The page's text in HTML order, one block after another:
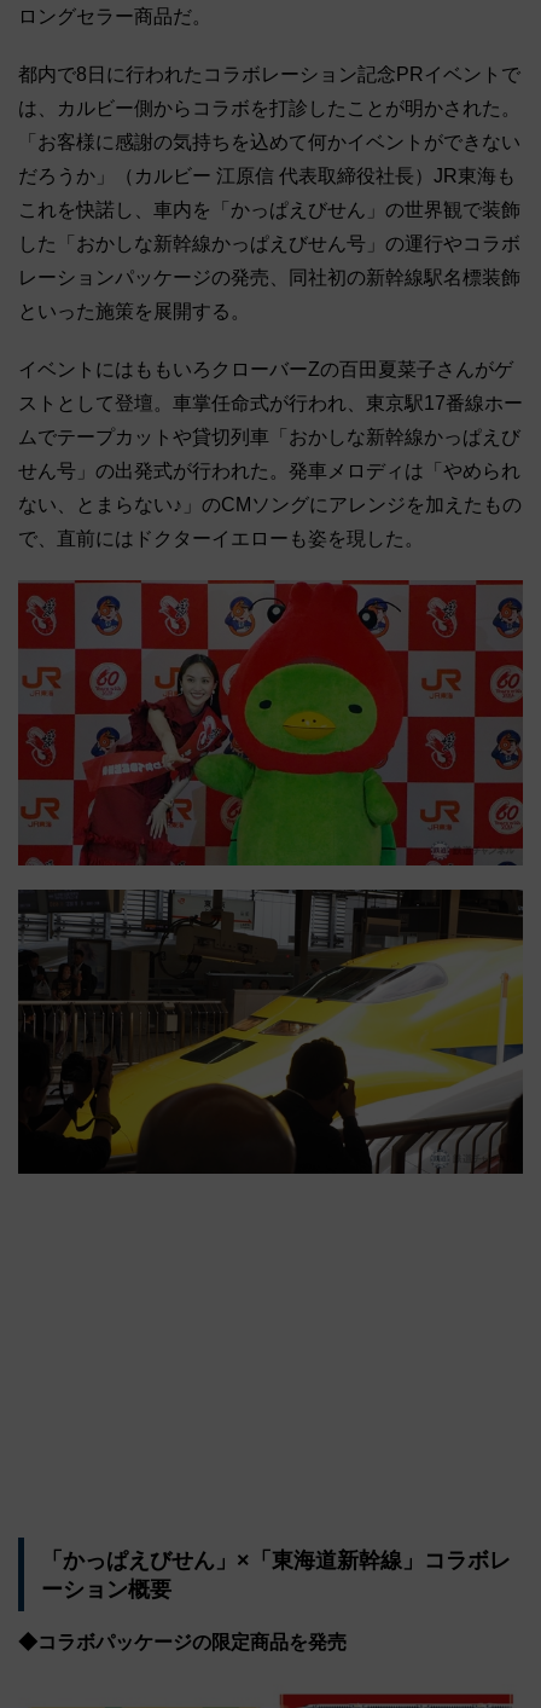
ロングセラー商品だ。
都内で8日に行われたコラボレーション記念PRイベントで
は、カルビー側からコラボを打診したことが明かされた。
「お客様に感謝の気持ちを込めて何かイベントができない
だろうか」（カルビー 江原信 代表取締役社長）JR東海も
これを快諾し、車内を「かっぱえびせん」の世界観で装飾
した「おかしな新幹線かっぱえびせん号」の運行やコラボ
レーションパッケージの発売、同社初の新幹線駅名標装飾
といった施策を展開する。
イベントにはももいろクローバーZの百田夏菜子さんがゲ
ストとして登壇。車掌任命式が行われ、東京駅17番線ホー
ムでテープカットや貸切列車「おかしな新幹線かっぱえび
せん号」の出発式が行われた。発車メロディは「やめられ
ない、とまらない♪」のCMソングにアレンジを加えたもの
で、直前にはドクターイエローも姿を現した。
「かっぱえびせん」×「東海道新幹線」コラボレ
ーション概要
◆コラボパッケージの限定商品を発売